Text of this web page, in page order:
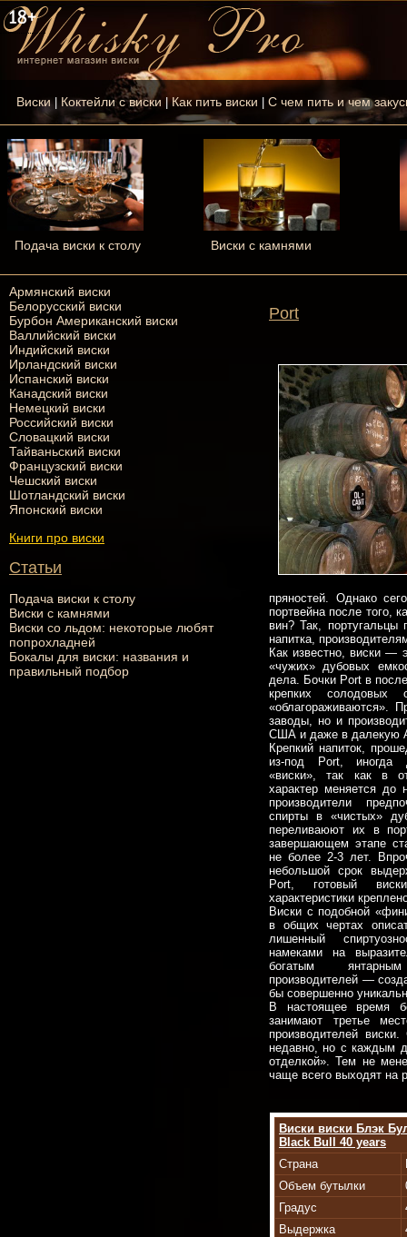
Виски| Коктейли с виски |Как пить виски С чем пить и чем
Подача виски к столу Виски с камнями
Армянский виски
Белорусский виски
Бурбон Американский виски
Валлийский виски
Индийский виски
Ирландский виски
Испанский виски
Канадский виски
Немецкий виски
Российский виски
Словацкий виски
Тайваньский виски
Французский виски
Чешский виски
Шотландский виски
Японский виски
Книги про виски
Статьи
Подача виски к столу
Виски с камнями
Виски со льдом: некоторые любят
попрохладней
Бокалы для виски: названия и
правильный подбор
Port
пряностей. Однако
портвейна после того,
вин? Так, португальцы
напитка,
Как известно, виски —
«чужих» дубовых
дела. Бочки Port в
крепких
«облагораживаются».
заводы, но и
США и даже в далекую
Крепкий напиток,
из-под Port, иногда
«виски», так как в
характер меняется до
производители
спирты в «чистых»
переливаюют их в
завершающем этапе
не более 2-3 лет.
небольшой срок
Port, готовый
характеристики
Виски с подобной
в общих чертах
лишенный
намеками на
богатым
производителей —
бы совершенно
В настоящее время
занимают третье
производителей
недавно, но с каждым
отделкой». Тем не
чаще всего выходят на
Виски виски Блэк
Black Bull 40 years
Страна
Объем бутылки
Градус
Выдержка